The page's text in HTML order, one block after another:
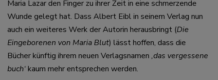
Maria Lazar den Finger zu ihrer Zeit in eine schmerzende
Wunde gelegt hat. Dass Albert Eibl in seinem Verlag nun
auch ein weiteres Werk der Autorin herausbringt (Die
Eingeborenen von Maria Blut) lässt hoffen, dass die
Bücher künftig ihrem neuen Verlagsnamen ‚das vergessene
buch‘kaum mehr entsprechen werden.